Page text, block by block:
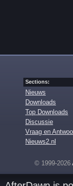
Sections:
Nieuws
Downloads
Top Downloads
Discussie
Vraag en
Nieuws2.nl
© 1999-2026